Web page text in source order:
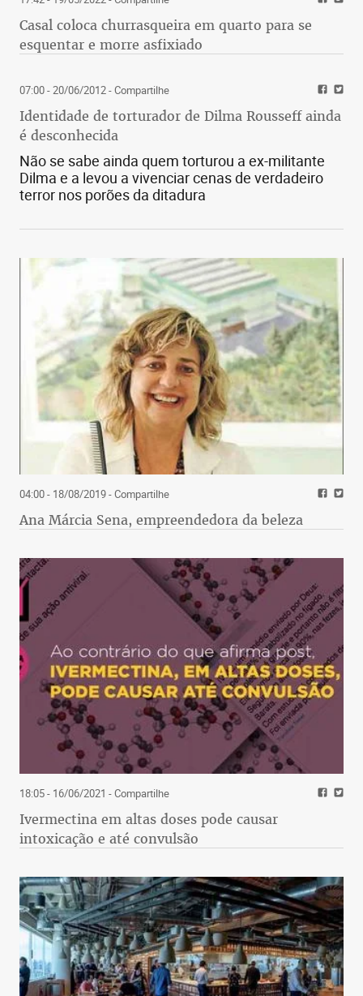
Casal coloca churrasqueira em quarto para se
esquentar e morre asfixiado
07:00 - 20/06/2012- Compartilhe
Identidade de torturador de Dilma Rousseff ainda
é desconhecida
Não se sabe ainda quem torturou a ex-militante
Dilma e a levou a vivenciar cenas de verdadeiro
terror nos porões da ditadura
04:00 - 18/08/2019- Compartilhe
Ana Márcia Sena, empreendedora da beleza
18:05 - 16/06/2021 - Compartilhe
Ivermectina em altas doses pode causar
intoxicação e até convulsão